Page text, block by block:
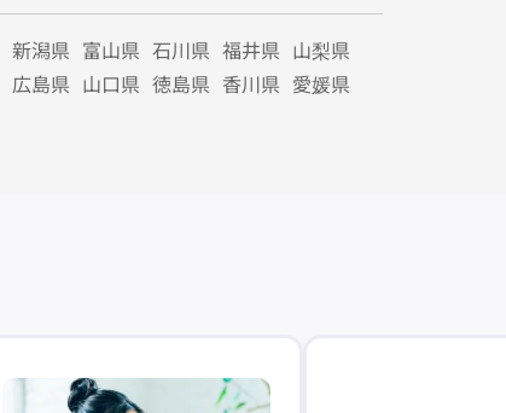
新潟県 富山県 石川県 福井県 山梨県
広島県 山口県 徳島県 香川県 愛媛県